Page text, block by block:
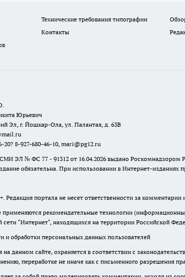
Технические требования типографии
Контакты
Юрьевич
Эл, г. Йошкар-Ола, ул. Палантая, д. 63В
8-927-680-46-10, mari@pg12.ru
ЭЛ № ФС 77 - 91312 от 16.04.2026 выдано
обязательна. При использовании в Интернет-
Редакция портала не несет ответственности за
рекомендательные технологии
сети "Интернет", находящихся на территории Российской
и обработки персональных данных пользователей
данном сайте, охраняется в соответствии с
переработке не иначе как с письменного разрешения